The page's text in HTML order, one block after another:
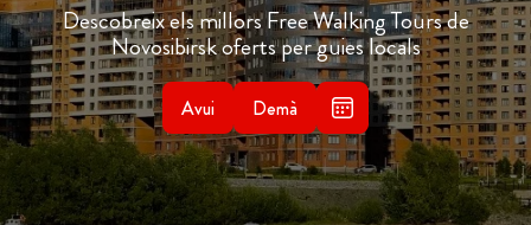
Descobreix els millors Free Walking Tours de
Novosibirsk oferts per guies locals
Avui Demà